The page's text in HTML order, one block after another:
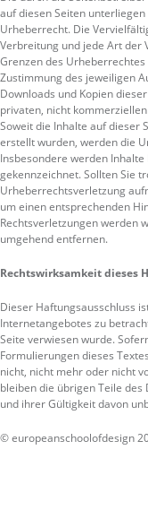
auf diesen Seiten
Urheberrecht. Die
Verbreitung und jede Art der
Grenzen des
Zustimmung des jeweiligen
Downloads und Kopien
privaten, nicht
Soweit die Inhalte auf dieser
erstellt wurden, werden die
Insbesondere werden
gekennzeichnet. Sollten Sie
Urheberrechtsverletzung
um einen entsprechenden
Rechtsverletzungen werden
umgehend entfernen.
Rechtswirksamkeit dieses
Dieser Haftungsausschluss
Internetangebotes zu
Seite verwiesen wurde.
Formulierungen dieses
nicht, nicht mehr oder nicht
bleiben die übrigen Teile
und ihrer Gültigkeit davon
© europeanschoolofdesign